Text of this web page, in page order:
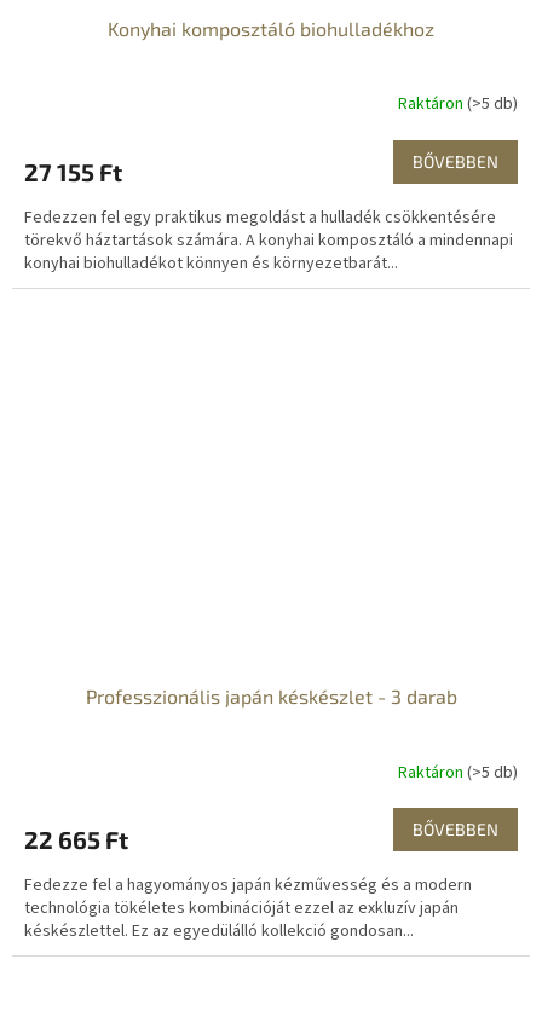
Konyhai komposztáló biohulladékhoz
Raktáron (>5 db)
27 155 Ft BŐVEBBEN
Fedezzen fel egy praktikus megoldást a hulladék csökkentésére
törekvő háztartások számára. A konyhai komposztáló a mindennapi
konyhai biohulladékot könnyen és környezetbarát...
Professzionális japán késkészlet - 3 darab
Raktáron (>5 db)
22 665 Ft BŐVEBBEN
Fedezze fel a hagyományos japán kézművesség és a modern
technológia tökéletes kombinációját ezzel az exkluzív japán
késkészlettel. Ez az egyedülálló kollekció gondosan...